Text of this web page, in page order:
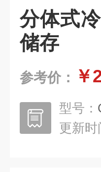
分体式
储存
参考价： ￥
型号：
更新时